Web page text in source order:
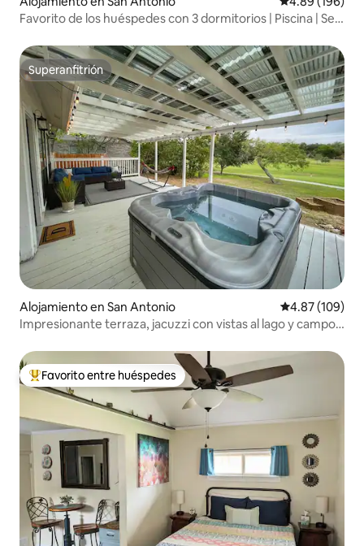
Favorito de los huéspedes con 3 dormitorios | Piscina | Se
Superanfitrión
Superanfitrión
Alojamiento en San Antonio Calificación
4.87 (109)
Impresionante terraza, jacuzzi con vistas al lago y campo
Favorito entre huéspedes preferido
Favorito entre huéspedes